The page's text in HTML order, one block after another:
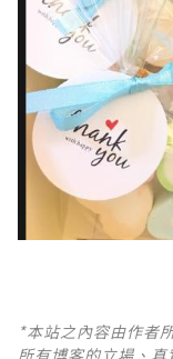
*本站之內容由作者
所有博客的立場、